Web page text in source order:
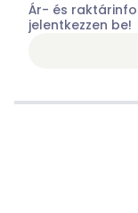
Ár- és
jelentkezzen be!